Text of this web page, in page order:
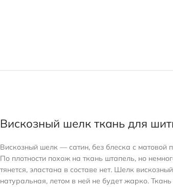
Вискозный шелк ткань для
Вискозный шелк — сатин, без блеска с матовой
По плотности похож на ткань штапель, но
тянется, эластана в составе нет. Шелк
натуральная, летом в ней не будет жарко.